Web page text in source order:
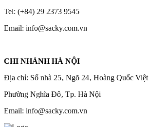
Tel: (+84) 29 2373 9545
Email: info@sacky.com.vn
CHI NHÁNH HÀ NỘI
Địa chỉ: Số nhà 25‚ Ngõ 24‚ Hoàng Quốc Việt
Phường Nghĩa Đô‚ Tp. Hà Nội
Email: info@sacky.com.vn